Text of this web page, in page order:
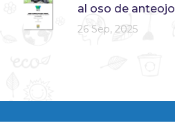
al oso de
26 Sep, 2025